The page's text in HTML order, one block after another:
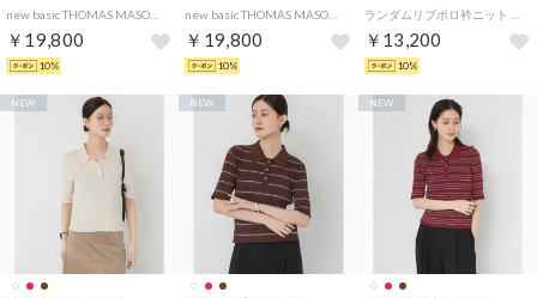
￥19,800
10%
￥19,800
10%
￥13,200
10%
NEW NEW NEW